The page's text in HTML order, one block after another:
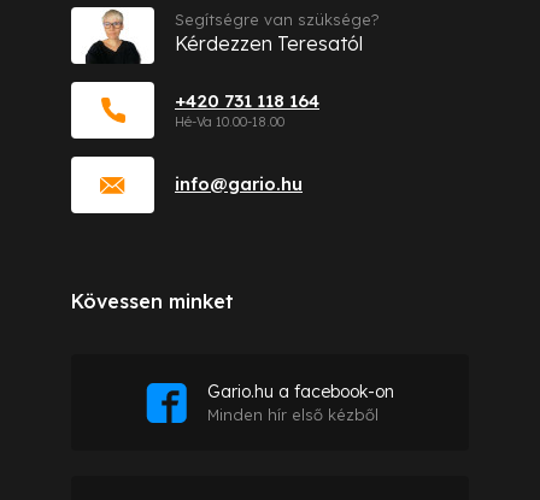
info@gario.hu
+420 731 118 164
Segítségre van szüksége?
Kérdezzen Teresatól
Kövessen minket
Gario.hu a facebook-on
Minden hír első kézből